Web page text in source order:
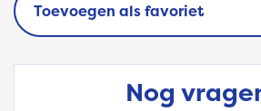
favoriet
Nog